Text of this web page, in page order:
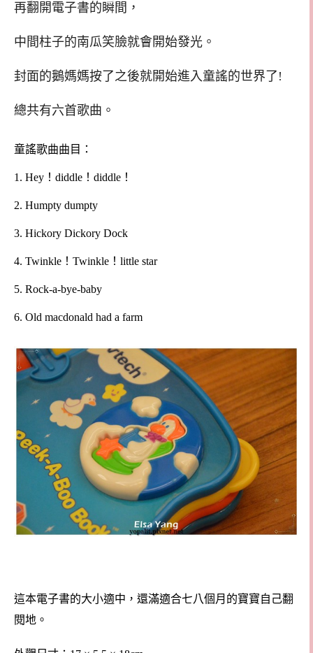
再翻開電子書的瞬間，
中間柱子的南瓜笑臉就會開始發光。
封面的鵝媽媽按了之後就開始進入童謠的世界了!
總共有六首歌曲。
童謠歌曲曲目：
1. Hey！diddle！diddle！
2. Humpty dumpty
3. Hickory Dickory Dock
4. Twinkle！Twinkle！little star
5. Rock-a-bye-baby
6. Old macdonald had a farm
這本電子書的大小適中，還滿適合七八個月的寶寶自己翻
閱地。